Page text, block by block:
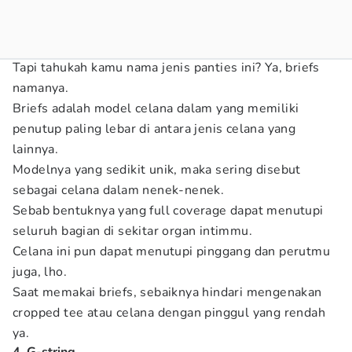
Tapi tahukah kamu nama jenis panties ini? Ya, briefs
namanya.
Briefs adalah model celana dalam yang memiliki
penutup paling lebar di antara jenis celana yang
lainnya.
Modelnya yang sedikit unik, maka sering disebut
sebagai celana dalam nenek-nenek.
Sebab bentuknya yang full coverage dapat menutupi
seluruh bagian di sekitar organ intimmu.
Celana ini pun dapat menutupi pinggang dan perutmu
juga, lho.
Saat memakai briefs, sebaiknya hindari mengenakan
cropped tee atau celana dengan pinggul yang rendah
ya.